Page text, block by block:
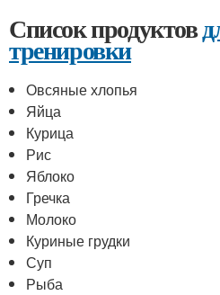
Список продуктов
тренировки
Овсяные хлопья
Яйца
Курица
Рис
Яблоко
Гречка
Молоко
Куриные грудки
Суп
Рыба